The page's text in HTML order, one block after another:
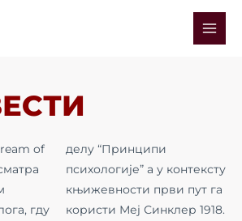
Main
of
гду
делу “Принципи
психологије” а у контексту
књижевности први пут га
користи Меј Синклер 1918.